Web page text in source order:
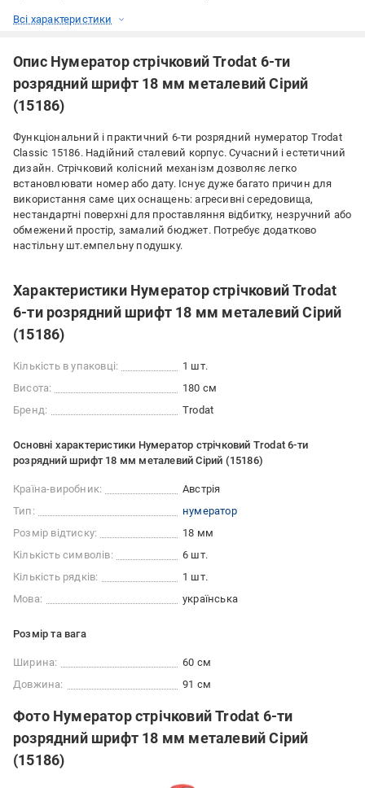
Всі характеристики
Опис Нумератор стрічковий Trodat 6-ти
розрядний шрифт 18 мм металевий Сірий
(15186)
Функціональний і практичний 6-ти розрядний нумератор Trodat
Classic 15186. Надійний сталевий корпус. Сучасний і естетичний
дизайн. Стрічковий колісний механізм дозволяє легко
встановлювати номер або дату. Існує дуже багато причин для
використання саме цих оснащень: агресивні середовища,
нестандартні поверхні для проставляння відбитку, незручний або
обмежений простір, замалий бюджет. Потребує додатково
настільну шт.емпельну подушку.
Характеристики Нумератор стрічковий Trodat
6-ти розрядний шрифт 18 мм металевий Сірий
(15186)
Кількість в упаковці:
1 шт.
Висота:
180 см
Бренд:
Trodat
Основні характеристики Нумератор стрічковий Trodat 6-ти
розрядний шрифт 18 мм металевий Сірий (15186)
Країна-виробник:
Австрія
Тип:
нумератор
Розмір відтиску:
18 мм
Кількість символів:
6 шт.
Кількість рядків:
1 шт.
Мова:
українська
Розмір та вага
Ширина:
60 см
Довжина:
91 см
Фото Нумератор стрічковий Trodat 6-ти
розрядний шрифт 18 мм металевий Сірий
(15186)